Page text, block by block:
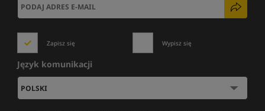
Zapisz się Wypisz się
Język komunikacji